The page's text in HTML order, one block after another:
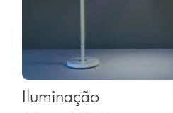
Iluminação